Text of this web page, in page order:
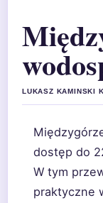
LUKASZ KAMINSKI
dostęp do
W tym
praktyczne